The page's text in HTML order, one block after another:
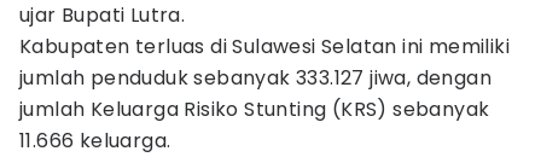
ujar Bupati Lutra.
Kabupaten terluas di Sulawesi Selatan ini memiliki
jumlah penduduk sebanyak 333.127 jiwa, dengan
jumlah Keluarga Risiko Stunting (KRS) sebanyak
11.666 keluarga.